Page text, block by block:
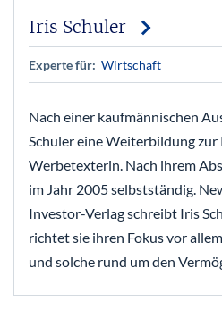
Iris Schuler
Experte für: Wirtschaft
Nach einer kaufmännischen
Schuler eine Weiterbildung
Werbetexterin. Nach ihrem
im Jahr 2005 selbstständig.
Investor-Verlag schreibt Iris
richtet sie ihren Fokus vor
und solche rund um den